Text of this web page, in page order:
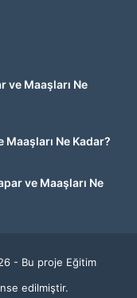
ve Maaşları Ne
Ne Kadar?
ve Maaşları Ne
- Bu proje Eğitim
edilmiştir.